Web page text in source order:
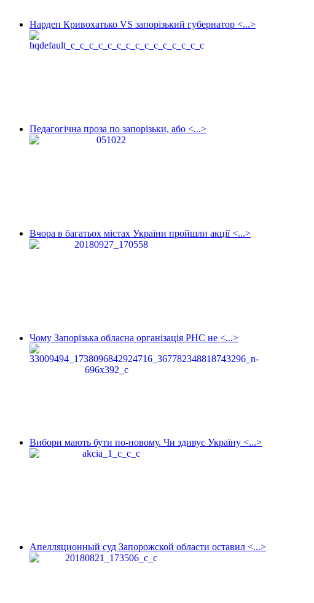
Нардеп Кривохатько VS запорізький губернатор <...>
Педагогічна проза по запорізьки, або <...>
Вчора в багатьох містах України пройшли акції <...>
Чому Запорізька обласна організація РНС не <...>
Вибори мають бути по-новому. Чи здивує Україну <...>
Апелляционный суд Запорожской области оставил <...>